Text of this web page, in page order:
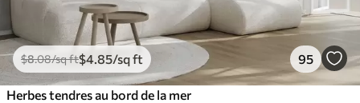
$8.08/sq ft$4 .85/sq ft 95
Herbes tendres au bord de la mer